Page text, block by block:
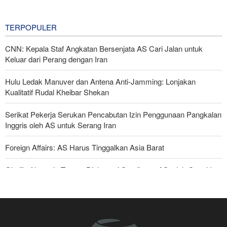
TERPOPULER
CNN: Kepala Staf Angkatan Bersenjata AS Cari Jalan untuk
Keluar dari Perang dengan Iran
Hulu Ledak Manuver dan Antena Anti-Jamming: Lonjakan
Kualitatif Rudal Kheibar Shekan
Serikat Pekerja Serukan Pencabutan Izin Penggunaan Pangkalan
Inggris oleh AS untuk Serang Iran
Foreign Affairs: AS Harus Tinggalkan Asia Barat
Ghalibaf kepada Trump: Diplomasi Sandiwara AS telah Gagal !
Joe Kent: Komunitas Intelijen AS Tahu Iran Tidak Buat Nuklir, Tapi